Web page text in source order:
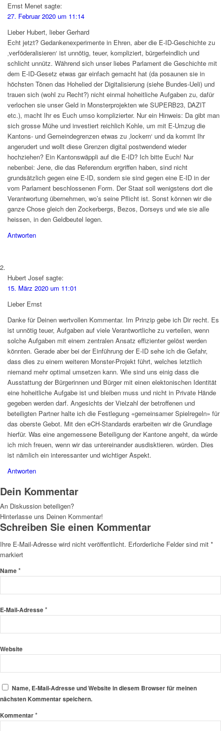
Ernst Menet sagte:
27. Februar 2020 um 11:14
Lieber Hubert, lieber Gerhard
Echt jetzt? Gedankenexperimente in Ehren, aber die E-ID-Geschichte zu
‚verföderalisieren‘ ist unnötig, teuer, kompliziert, bürgerfeindlich und
schlicht unnütz. Während sich unser liebes Parlament die Geschichte mit
dem E-ID-Gesetz etwas gar einfach gemacht hat (da posaunen sie in
höchsten Tönen das Hohelied der Digitalisierung (siehe Bundes-Ueli) und
trauen sich (wohl zu Recht?) nicht einmal hoheitliche Aufgaben zu, dafür
verlochen sie unser Geld in Monsterprojekten wie SUPERB23, DAZIT
etc.), macht Ihr es Euch umso komplizierter. Nur ein Hinweis: Da gibt man
sich grosse Mühe und investiert reichlich Kohle, um mit E-Umzug die
Kantons- und Gemeindegrenzen etwas zu ‚lockern‘ und da kommt Ihr
angerudert und wollt diese Grenzen digital postwendend wieder
hochziehen? Ein Kantonswäppli auf die E-ID? Ich bitte Euch! Nur
nebenbei: Jene, die das Referendum ergriffen haben, sind nicht
grundsätzlich gegen eine E-ID, sondern sie sind gegen eine E-ID in der
vom Parlament beschlossenen Form. Der Staat soll wenigstens dort die
Verantwortung übernehmen, wo’s seine Pflicht ist. Sonst können wir die
ganze Chose gleich den Zockerbergs, Bezos, Dorseys und wie sie alle
heissen, in den Geldbeutel legen.
Antworten
Hubert Josef sagte:
15. März 2020 um 11:01
Lieber Ernst
Danke für Deinen wertvollen Kommentar. Im Prinzip gebe ich Dir recht. Es
ist unnötig teuer, Aufgaben auf viele Verantwortliche zu verteilen, wenn
solche Aufgaben mit einem zentralen Ansatz effizienter gelöst werden
könnten. Gerade aber bei der Einführung der E-ID sehe ich die Gefahr,
dass dies zu einem weiteren Monster-Projekt führt, welches letztlich
niemand mehr optimal umsetzen kann. Wie sind uns einig dass die
Ausstattung der Bürgerinnen und Bürger mit einen elektonischen Identität
eine hoheitliche Aufgabe ist und bleiben muss und nicht in Private Hände
gegeben werden darf. Angesichts der Vielzahl der betroffenen und
beteiligten Partner halte ich die Festlegung «gemeinsamer Spielregeln» für
das oberste Gebot. Mit den eCH-Standards erarbeiten wir die Grundlage
hierfür. Was eine angemessene Beteiligung der Kantone angeht, da würde
ich mich freuen, wenn wir das untereinander ausdisktieren. würden. Dies
ist nämlich ein interessanter und wichtiger Aspekt.
Antworten
Dein Kommentar
An Diskussion beteiligen?
Hinterlasse uns Deinen Kommentar!
Schreiben Sie einen Kommentar
Ihre E-Mail-Adresse wird nicht veröffentlicht. Erforderliche Felder sind mit *
markiert
Name*
E-Mail-Adresse*
Website
Name, E-Mail-Adresse und Website in diesem Browser für meinen
nächsten Kommentar speichern.
Kommentar*